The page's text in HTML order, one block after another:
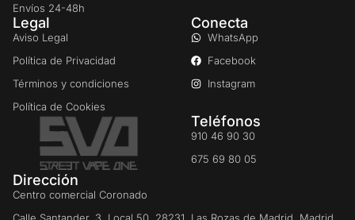
Envíos 24-48h
Legal
Aviso Legal
Política de Privacidad
Términos y condiciones
Política de Cookies
Conecta
WhatsApp
Facebook
Instagram
Teléfonos
910 46 90 30
675 69 80 05
Dirección
Centro comercial Coronado